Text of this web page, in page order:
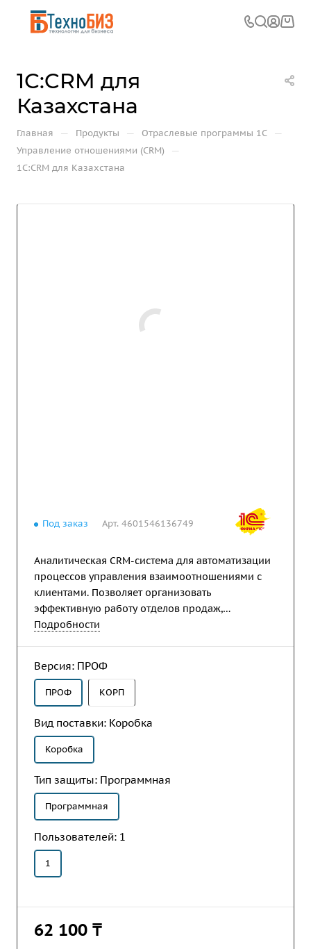
1С:CRM для
Казахстана
Главная — Продукты — Отраслевые программы 1С —
Управление отношениями (CRM) —
1С:CRM для Казахстана
Под заказ Арт. 4601546136749
Аналитическая CRM-система для автоматизации
процессов управления взаимоотношениями с
клиентами. Позволяет организовать
эффективную работу отделов продаж,
сервисного обслуживания, маркетинга и службы
Подробности
Версия: ПРОФ
ПРОФ КОРП
Вид поставки: Коробка
Коробка
Тип защиты: Программная
Программная
Пользователей: 1
1
62 100 ₸